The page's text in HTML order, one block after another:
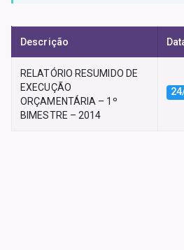
Descrição
RELATÓRIO RESUMIDO DE
EXECUÇÃO
ORÇAMENTÁRIA – 1º
BIMESTRE – 2014